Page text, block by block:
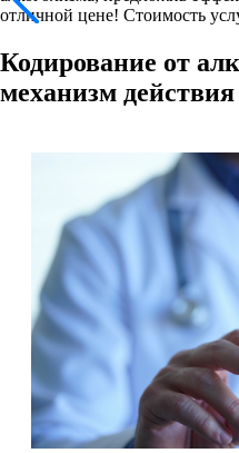
отличной цене! Стоимость
Кодирование от
механизм